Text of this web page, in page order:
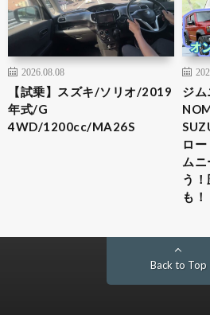
2026.08.08
【試乗】スズキ/ソリオ/2019
年式/G
4WD/1200cc/MA26S
ジ
ロ
ム
う
も！
Back to Top